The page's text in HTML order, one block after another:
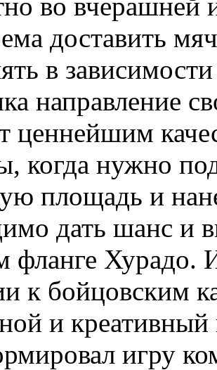
доставить
в
направление
ценнейшим
когда нужно
площадь и
дать шанс и
фланге Хурадо.
к бойцовским
и
игру